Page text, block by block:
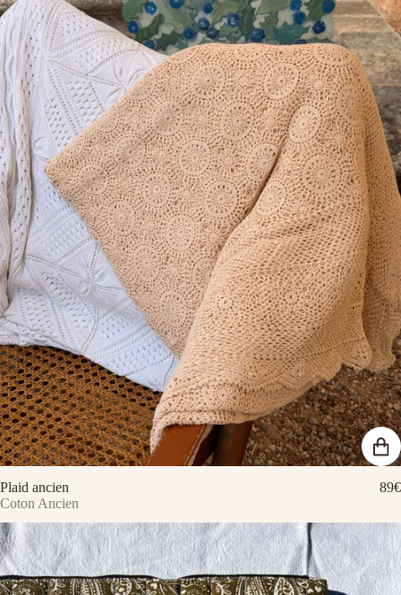
Plaid ancien
89€
Coton Ancien